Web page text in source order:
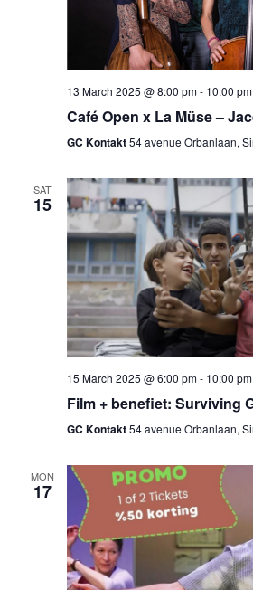
13 March 2025 @ 8:00 pm- 10:00 pm
Café Open x La Müse –
GC Kontakt54 avenue Orbanlaan,
SAT
15
15 March 2025 @ 6:00 pm- 10:00 pm
Film + benefiet: Surviving
GC Kontakt54 avenue Orbanlaan,
MON
17